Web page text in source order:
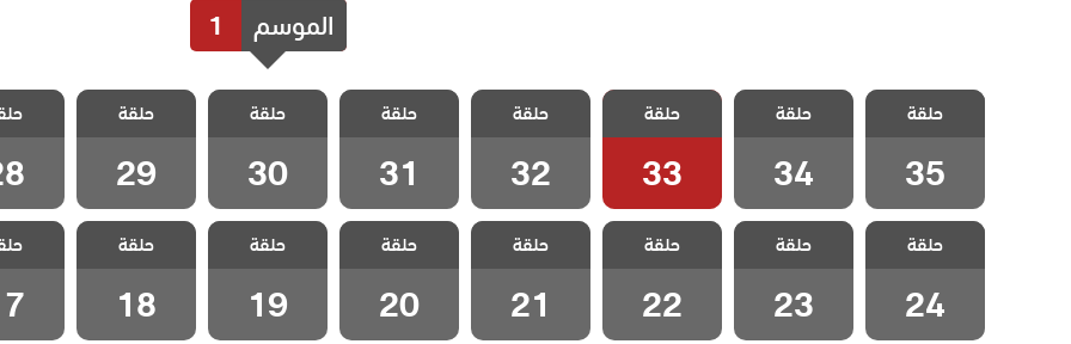
الموسم 1
مسلسل الخليفة
الحلقة 35
والاخيرة
حلقة
35
مسلسل الخليفة
الحلقة 34
حلقة
34
مسلسل الخليفة
الحلقة 33
حلقة
33
مسلسل الخليفة
الحلقة 32
حلقة
32
مسلسل الخليفة
الحلقة 31
حلقة
31
مسلسل الخليفة
الحلقة 30
حلقة
30
مسلسل الخليفة
الحلقة 29
حلقة
29
مسلسل
مسلسل الخليفة
الحلقة 24
حلقة
24
مسلسل الخليفة
الحلقة 23
حلقة
23
مسلسل الخليفة
الحلقة 22
حلقة
22
مسلسل الخليفة
الحلقة 21
حلقة
21
مسلسل الخليفة
الحلقة 20
حلقة
20
مسلسل الخليفة
الحلقة 19
حلقة
19
مسلسل الخليفة
الحلقة 18
حلقة
18
مسلسل